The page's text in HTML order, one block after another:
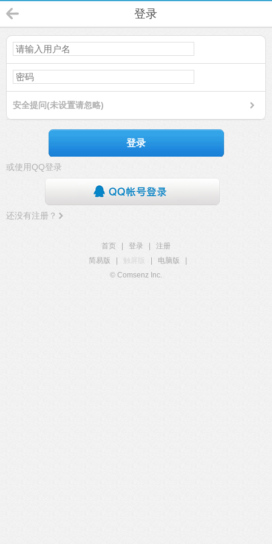
登录
安全提问(未设置请忽略)
登录
或使用QQ登录
还没有注册？
首页 登录
注册
简易版
触屏版 电脑版
© Comsenz Inc.